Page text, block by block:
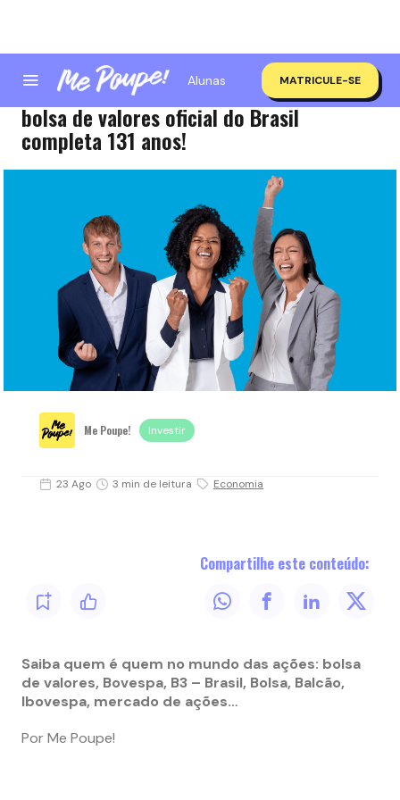
Alunas MATRICULE-SE
Afinal, o que é a bolsa? Chamada de B3, a
bolsa de valores oficial do Brasil
completa 131 anos!
Me Poupe! Investir
23 Ago 3 min de leitura Economia
Compartilhe este conteúdo:
Saiba quem é quem no mundo das ações: bolsa
de valores, Bovespa, B3 – Brasil, Bolsa, Balcão,
Ibovespa, mercado de ações…
Por Me Poupe!